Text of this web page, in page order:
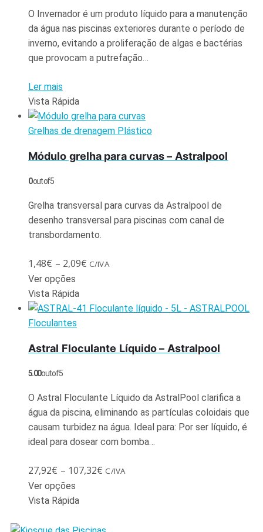
O Invernador é um produto líquido para a manutenção
da água nas piscinas exteriores durante o período de
inverno, evitando a proliferação de algas e bactérias
que provocam a putrefação…
Ler mais
Vista Rápida
Grelhas de drenagem Plástico
Módulo grelha para curvas – Astralpool
0out of 5
Grelha transversal para curvas da Astralpool de
desenho transversal para piscinas com canal de
transbordamento.
1,48€ – 2,09€ C/IVA
Ver opções
Vista Rápida
Floculantes
Astral Floculante Líquido – Astralpool
5.00out of 5
O Astral Floculante Líquido da AstralPool clarifica a
água da piscina, eliminando as partículas coloidais que
causam turbidez na água. Ideal para: Por ser líquido, é
ideal para dosear com bomba…
27,92€ – 107,32€ C/IVA
Ver opções
Vista Rápida